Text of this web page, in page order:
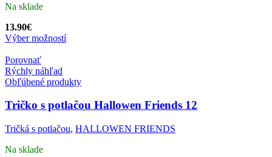
Na sklade
13.90€
Výber možností
Porovnať
Rýchly náhľad
Obľúbené produkty
Tričko s potlačou Hallowen Friends 12
Tričká s potlačou, HALLOWEN FRIENDS
Na sklade